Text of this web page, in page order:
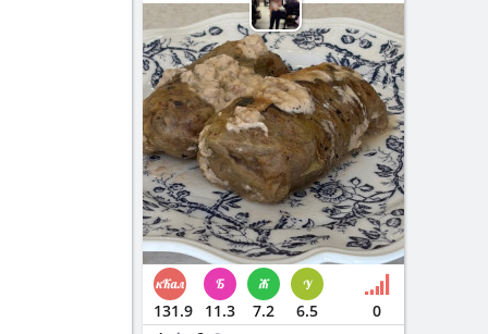
131.9 11.3 7.2 6.5 0